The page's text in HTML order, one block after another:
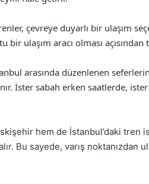
çevreye duyarlı bir ulaşım
ulaşım aracı olması
arasında düzenlenen
İster sabah erken saatlerde,
hem de İstanbul’daki tren
Bu sayede, varış noktanızdan